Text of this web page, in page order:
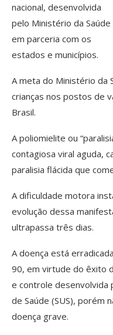
nacional, desenvolvida
pelo Ministério da Saúde
em parceria com os
estados e municípios.
A meta do Ministério da
crianças nos postos de
Brasil.
A poliomielite ou
contagiosa viral aguda,
paralisia flácida que
A dificuldade motora
evolução dessa
ultrapassa três dias.
A doença está
90, em virtude do êxito
e controle desenvolvida
de Saúde (SUS), porém
doença grave.